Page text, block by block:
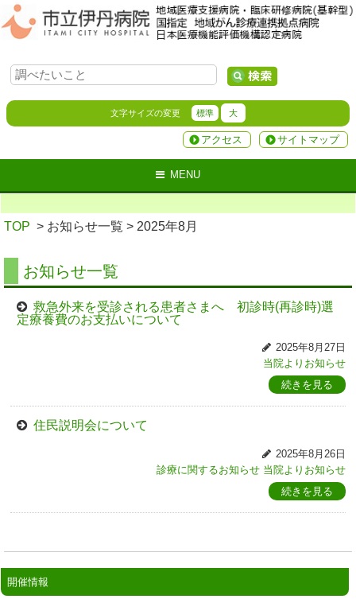
文字サイズの変更 標準 大
サイトマップ
アクセス
MENU
TOP > お知らせ一覧 > 2025年8月
お知らせ一覧
救急外来を受診される患者さまへ 初診時(再診時)選
定療養費のお支払いについて
2025年8月27日
当院よりお知らせ
続きを見る
住民説明会について
2025年8月26日
診療に関するお知らせ 当院よりお知らせ
続きを見る
開催情報